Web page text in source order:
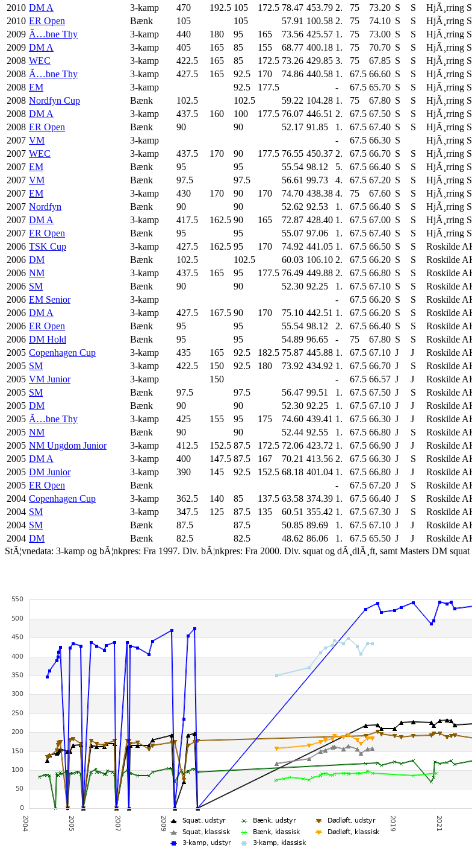
2010 DM A 3-kamp 470 192.5 105 172.5 78.47 453.79 2. 75 73.20 S S
HjÃ¸rring
2010 ER Open Bænk 105 105 57.91 100.58 2. 75 74.10 S S
HjÃ¸rring
2009 Ã…bne Thy 3-kamp 440 180 95 165 73.56 425.57 1. 75 73.00 S S
HjÃ¸rring
2009 DM A 3-kamp 405 165 85 155 68.77 400.18 1. 75 70.70 S S
HjÃ¸rring
2008 WEC 3-kamp 422.5 165 85 172.5 73.26 429.85 3. 75 67.85 S S
HjÃ¸rring
2008 Ã…bne Thy 3-kamp 427.5 165 92.5 170 74.86 440.58 1. 67.5 66.60 S S
HjÃ¸rring
2008 EM 3-kamp 92.5 177.5 - 67.5 65.70 S S
HjÃ¸rring
2008 Nordfyn Cup Bænk 102.5 102.5 59.22 104.28 1. 75 67.80 S S
HjÃ¸rring
2008 DM A 3-kamp 437.5 160 100 177.5 76.07 446.51 2. 67.5 67.50 S S
HjÃ¸rring
2008 ER Open Bænk 90 90 52.17 91.85 1. 67.5 67.40 S S
HjÃ¸rring
2007 VM 3-kamp - 67.5 66.30 S
HjÃ¸rring
2007 WEC 3-kamp 437.5 170 90 177.5 76.55 450.37 2. 67.5 66.70 S S
HjÃ¸rring
2007 EM Bænk 95 95 55.54 98.12 5. 67.5 66.40 S S
HjÃ¸rring
2007 VM Bænk 97.5 97.5 56.61 99.73 4. 67.5 67.20 S S
HjÃ¸rring
2007 EM 3-kamp 430 170 90 170 74.70 438.38 4. 75 67.60 S S
HjÃ¸rring
2007 Nordfyn Bænk 90 90 52.62 92.53 1. 67.5 66.40 S S
HjÃ¸rring
2007 DM A 3-kamp 417.5 162.5 90 165 72.87 428.40 1. 67.5 67.00 S S
HjÃ¸rring
2007 ER Open Bænk 95 95 55.07 97.06 1. 67.5 67.40 S S
HjÃ¸rring
2006 TSK Cup 3-kamp 427.5 162.5 95 170 74.92 441.05 1. 67.5 66.50 S S
Roskilde
2006 DM Bænk 102.5 102.5 60.03 106.10 2. 67.5 66.20 S S
Roskilde
2006 NM 3-kamp 437.5 165 95 177.5 76.49 449.88 2. 67.5 66.80 S S
Roskilde
2006 SM Bænk 90 90 52.30 92.25 1. 67.5 67.10 S S
Roskilde
2006 EM Senior 3-kamp - 67.5 66.20 S S
Roskilde
2006 DM A 3-kamp 427.5 167.5 90 170 75.10 442.51 1. 67.5 66.20 S S
Roskilde
2006 ER Open Bænk 95 95 55.54 98.12 2. 67.5 66.40 S S
Roskilde
2006 DM Hold Bænk 95 95 54.89 96.65 - 75 67.80 S S
Roskilde
2005 Copenhagen Cup 3-kamp 435 165 92.5 182.5 75.87 445.88 1. 67.5 67.10 J J Roskilde
2005 SM 3-kamp 422.5 150 92.5 180 73.92 434.92 1. 67.5 66.70 J S Roskilde
2005 VM Junior 3-kamp 150 - 67.5 66.57 J J
Roskilde
2005 SM Bænk 97.5 97.5 56.47 99.51 1. 67.5 67.50 J S
Roskilde
2005 DM Bænk 90 90 52.30 92.25 1. 67.5 67.10 J J
Roskilde
2005 Ã…bne Thy 3-kamp 425 155 95 175 74.60 439.41 1. 67.5 66.30 J J
Roskilde
2005 NM Bænk 90 90 52.44 92.55 1. 67.5 66.80 J S
Roskilde
2005 NM Ungdom Junior 3-kamp 412.5 152.5 87.5 172.5 72.06 423.72 1. 67.5 66.90 J J
Roskilde
2005 DM A 3-kamp 400 147.5 87.5 167 70.21 413.56 2. 67.5 66.30 J S
Roskilde
2005 DM Junior 3-kamp 390 145 92.5 152.5 68.18 401.04 1. 67.5 66.80 J J Roskilde
2005 ER Open Bænk - 67.5 67.20 J S
Roskilde
2004 Copenhagen Cup 3-kamp 362.5 140 85 137.5 63.58 374.39 1. 67.5 66.40 J S Roskilde
2004 SM 3-kamp 347.5 125 87.5 135 60.51 355.42 1. 67.5 67.30 J S Roskilde
2004 SM Bænk 87.5 87.5 50.85 89.69 1. 67.5 67.10 J J Roskilde
2004 DM Bænk 82.5 82.5 48.62 86.06 1. 67.5 65.50 J J
Roskilde
StÃ¦vnedata: 3-kamp og bÃ¦nkpres: Fra 1997. Div. bÃ¦nkpres: Fra 2000. Div. squat og dÃ¸dlÃ¸ft, samt Masters DM